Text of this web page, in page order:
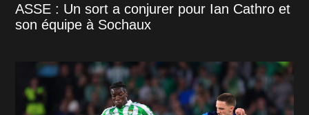
ASSE : Un sort a conjurer pour Ian Cathro et
son équipe à Sochaux